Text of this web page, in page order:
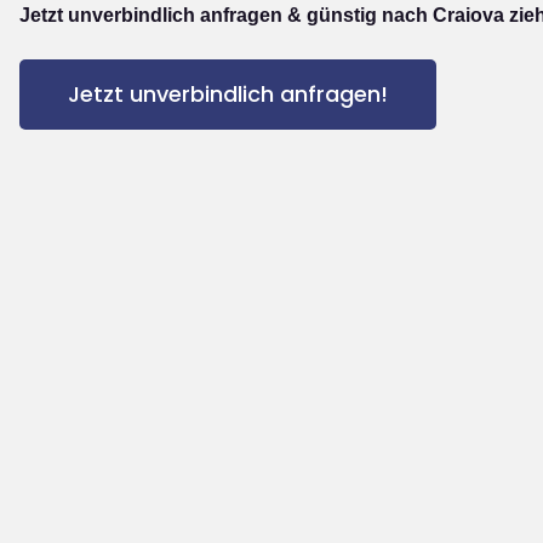
Jetzt unverbindlich anfragen & günstig nach Craiova
Jetzt unverbindlich anfragen!